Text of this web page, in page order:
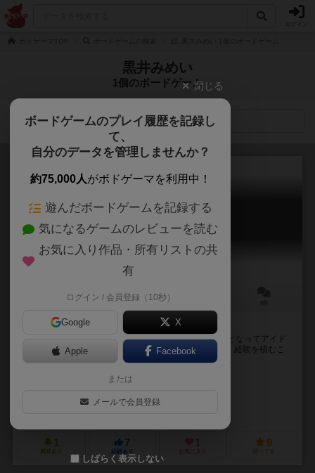
黒井みめい
1個のボードゲーム
検索メニュー
かがやけリトルスター
Kagayake Little Star
20～30分
アイドル候補生たちを導き、目指せ輝くリトルスター！
プレーヤーは13人のアイドル候補生のプロデューサーとなってアイド
ル達をプロデュースします。彼女たちが仕事をこなし、経験を積むこ
とでライブへの出演を目指すプロデュース体験ゲーム...
1
興味あり
7
経験あり お気に入り
9
持ってる
閉じる
ボードゲームのプレイ履歴を記録し
て、
自分のデータを管理しませんか？
約75,000人がボドゲーマを利用中！
遊んだボードゲームを記録する
気になるゲームのレビューを読む
お気に入り作品・所有リストの共
有
ログイン / 会員登録（10秒）
Google X
Apple Facebook
または
メールで会員登録
しばらく表示しない